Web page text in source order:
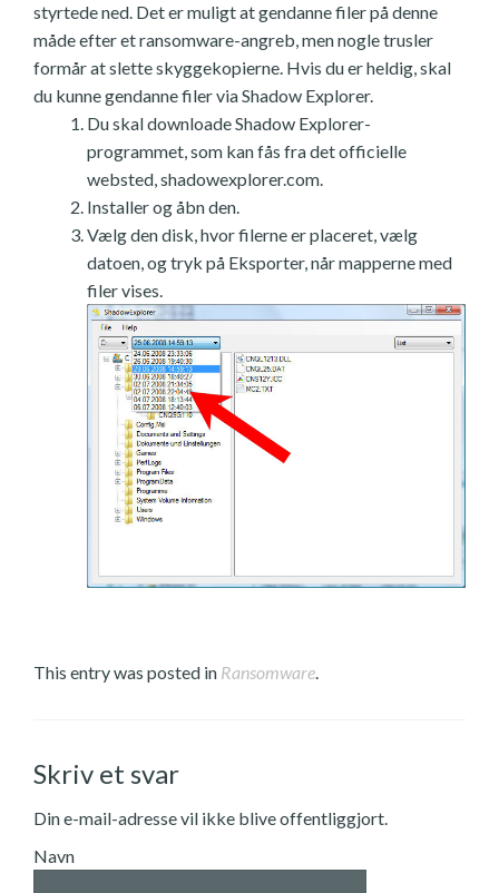
styrtede ned. Det er muligt at gendanne filer på denne
måde efter et ransomware-angreb, men nogle trusler
formår at slette skyggekopierne. Hvis du er heldig, skal
du kunne gendanne filer via Shadow Explorer.
Du skal downloade Shadow Explorer-
programmet, som kan fås fra det officielle
websted, shadowexplorer.com.
Installer og åbn den.
Vælg den disk, hvor filerne er placeret, vælg
datoen, og tryk på Eksporter, når mapperne med
filer vises.
This entry was posted in Ransomware.
Skriv et svar
Din e-mail-adresse vil ikke blive offentliggjort.
Navn